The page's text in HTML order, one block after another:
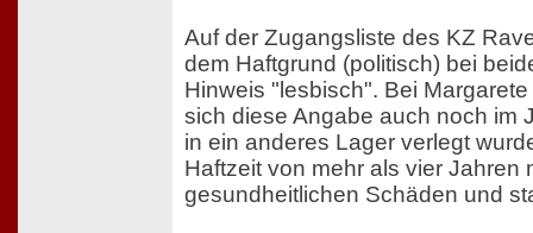
Auf der Zugangsliste des KZ
dem Haftgrund (politisch) bei
Hinweis "lesbisch". Bei
sich diese Angabe auch noch im
in ein anderes Lager verlegt
Haftzeit von mehr als vier Jahren
gesundheitlichen Schäden und